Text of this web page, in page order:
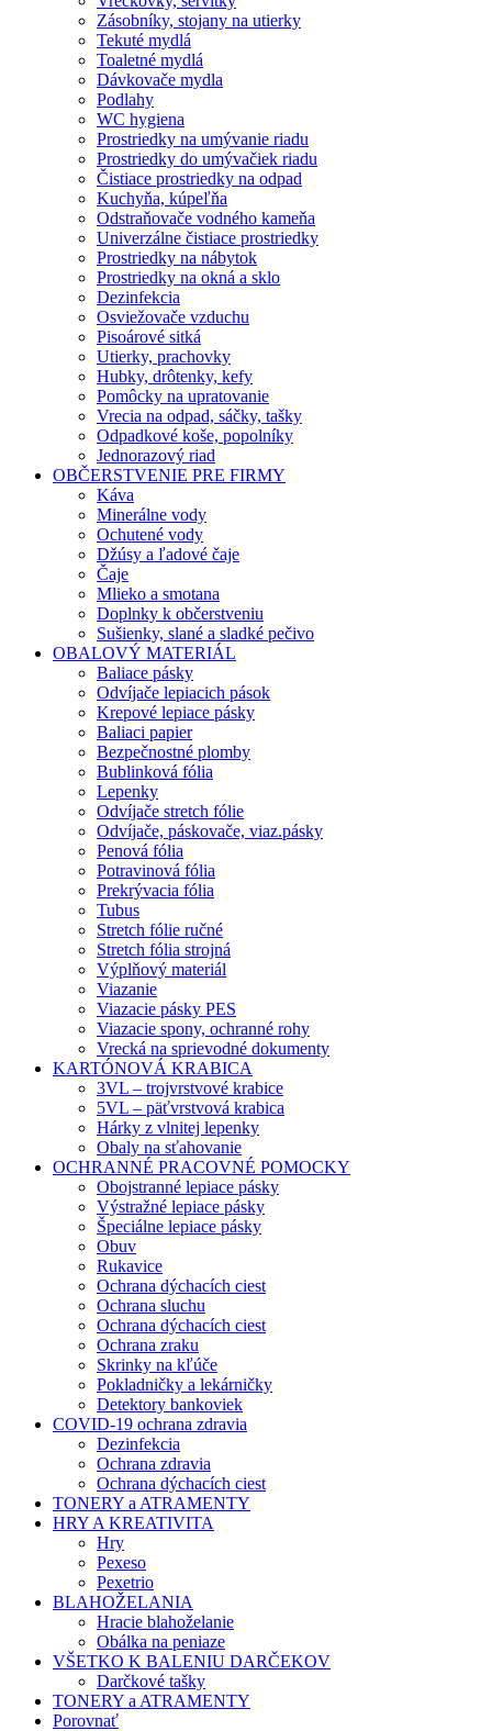
Zásobníky, stojany na utierky
Tekuté mydlá
Toaletné mydlá
Dávkovače mydla
Podlahy
WC hygiena
Prostriedky na umývanie riadu
Prostriedky do umývačiek riadu
Čistiace prostriedky na odpad
Kuchyňa, kúpeľňa
Odstraňovače vodného kameňa
Univerzálne čistiace prostriedky
Prostriedky na nábytok
Prostriedky na okná a sklo
Dezinfekcia
Osviežovače vzduchu
Pisoárové sitká
Utierky, prachovky
Hubky, drôtenky, kefy
Pomôcky na upratovanie
Vrecia na odpad, sáčky, tašky
Odpadkové koše, popolníky
Jednorazový riad
OBČERSTVENIE PRE FIRMY
Káva
Minerálne vody
Ochutené vody
Džúsy a ľadové čaje
Čaje
Mlieko a smotana
Doplnky k občerstveniu
Sušienky, slané a sladké pečivo
OBALOVÝ MATERIÁL
Baliace pásky
Odvíjače lepiacich pások
Krepové lepiace pásky
Baliaci papier
Bezpečnostné plomby
Bublinková fólia
Lepenky
Odvíjače stretch fólie
Odvíjače, páskovače, viaz.pásky
Penová fólia
Potravinová fólia
Prekrývacia fólia
Tubus
Stretch fólie ručné
Stretch fólia strojná
Výplňový materiál
Viazanie
Viazacie pásky PES
Viazacie spony, ochranné rohy
Vrecká na sprievodné dokumenty
KARTÓNOVÁ KRABICA
3VL – trojvrstvové krabice
5VL – päťvrstvová krabica
Hárky z vlnitej lepenky
Obaly na sťahovanie
OCHRANNÉ PRACOVNÉ POMOCKY
Obojstranné lepiace pásky
Výstražné lepiace pásky
Špeciálne lepiace pásky
Obuv
Rukavice
Ochrana dýchacích ciest
Ochrana sluchu
Ochrana dýchacích ciest
Ochrana zraku
Skrinky na kľúče
Pokladničky a lekárničky
Detektory bankoviek
COVID-19 ochrana zdravia
Dezinfekcia
Ochrana zdravia
Ochrana dýchacích ciest
TONERY a ATRAMENTY
HRY A KREATIVITA
Hry
Pexeso
Pexetrio
BLAHOŽELANIA
Hracie blahoželanie
Obálka na peniaze
VŠETKO K BALENIU DARČEKOV
Darčkové tašky
TONERY a ATRAMENTY
Porovnať